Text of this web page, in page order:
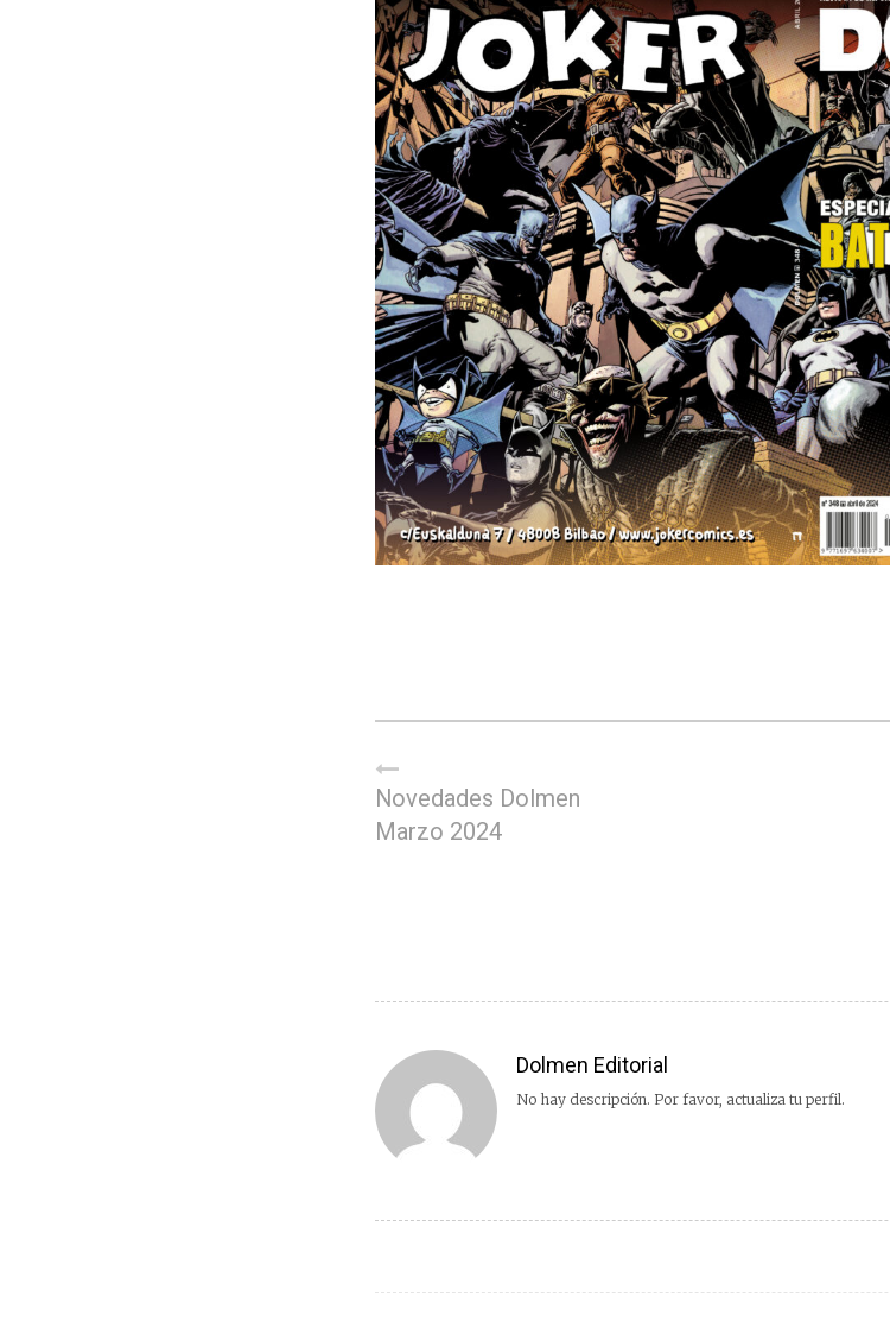
Novedades Dolmen
Marzo 2024
Dolmen Editorial
No hay descripción. Por favor, actualiza tu perfil.